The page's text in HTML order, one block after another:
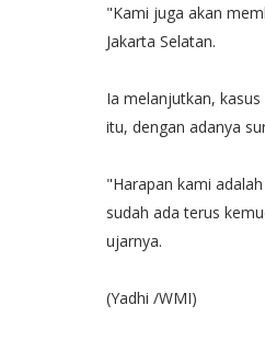
"Kami juga akan
Jakarta Selatan.
Ia melanjutkan,
itu, dengan adanya
"Harapan kami
sudah ada terus
ujarnya.
(Yadhi /WMI)